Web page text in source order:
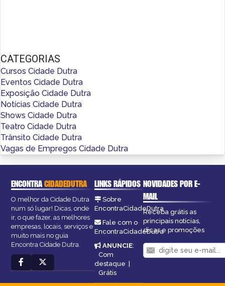
CATEGORIAS
Cursos Cidade Dutra
Eventos Cidade Dutra
Exposição Cidade Dutra
Notícias Cidade Dutra
Shows Cidade Dutra
Teatro Cidade Dutra
Trânsito Cidade Dutra
Vagas de Empregos Cidade Dutra
ENCONTRACIDADEDUTRA
O melhor da Cidade Dutra
num só lugar! Dicas, onde
ir, o que fazer, as melhores
empresas, locais, serviços e
muito mais no guia
Encontra Cidade Dutra.
LINKS RÁPIDOS
Sobre
EncontraCidadeDutra
Fale com o
EncontraCidadeDutra
ANUNCIE:
Com
destaque
Grátis
NOVIDADES POR E-
MAIL
Receba grátis as
principais notícias,
dicas e promoções